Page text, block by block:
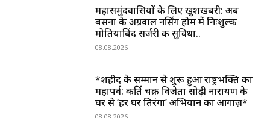
महासमुंदवासियों के लिए खुशखबरी: अब
बसना के अग्रवाल नर्सिंग होम में निःशुल्क
मोतियाबिंद सर्जरी की सुविधा..
08.08.2026
*शहीद के सम्मान से शुरू हुआ राष्ट्रभक्ति का
महापर्व: कीर्ति चक्र विजेता सोढ़ी नारायण के
घर से ‘हर घर तिरंगा’ अभियान का आगाज़*